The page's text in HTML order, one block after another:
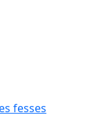
fesses